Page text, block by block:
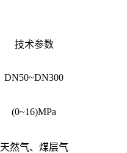
技术参数
DN50~DN300
(0~16)MPa
天然气、煤层气